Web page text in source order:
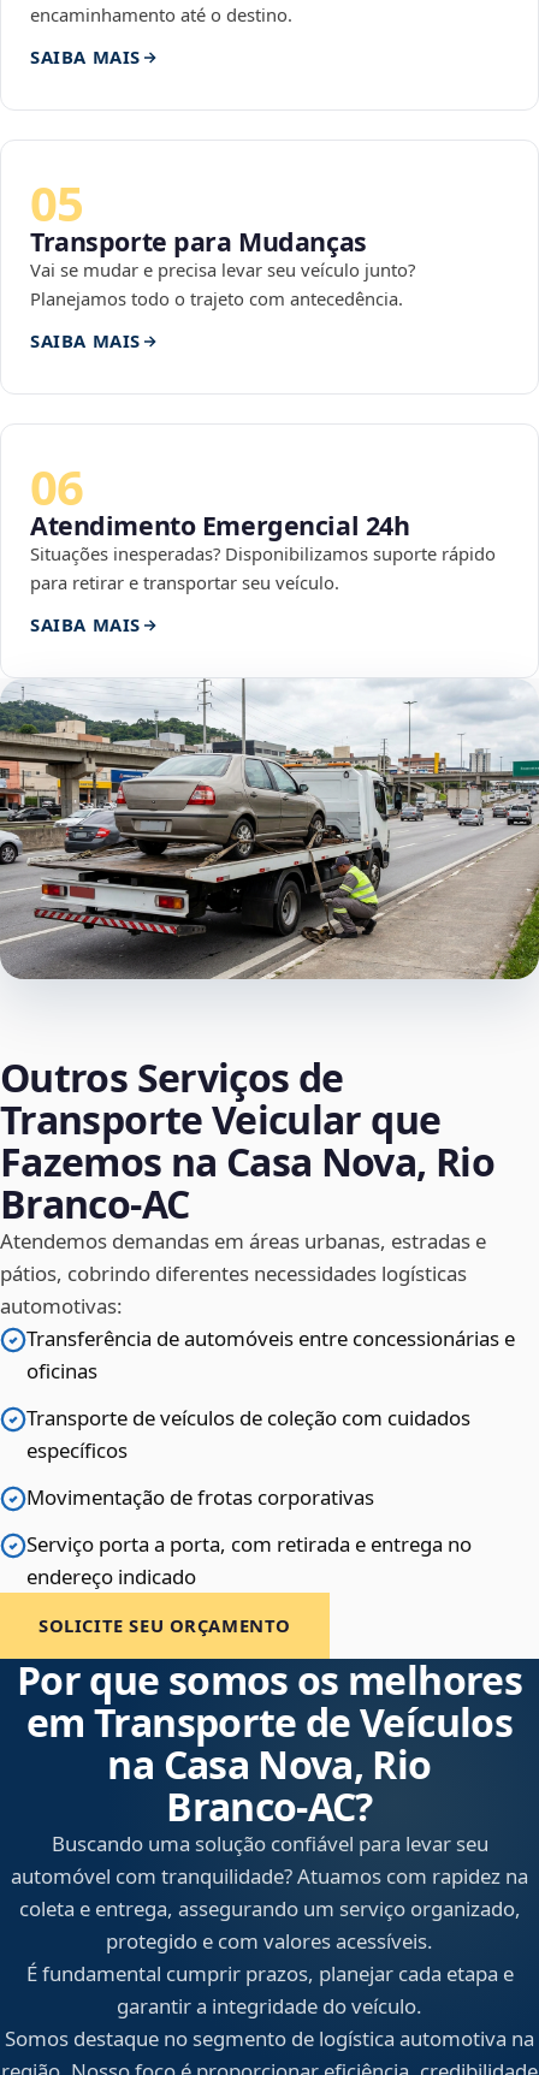
encaminhamento até o destino.
SAIBA MAIS
05
Transporte para Mudanças
Vai se mudar e precisa levar seu veículo junto?
Planejamos todo o trajeto com antecedência.
SAIBA MAIS
06
Atendimento Emergencial 24h
Situações inesperadas? Disponibilizamos suporte rápido
para retirar e transportar seu veículo.
SAIBA MAIS
Outros Serviços de
Transporte Veicular que
Fazemos na Casa Nova, Rio
Branco‑AC
Atendemos demandas em áreas urbanas, estradas e
pátios, cobrindo diferentes necessidades logísticas
automotivas:
Transferência de automóveis entre concessionárias e
oficinas
Transporte de veículos de coleção com cuidados
específicos
Movimentação de frotas corporativas
Serviço porta a porta, com retirada e entrega no
endereço indicado
SOLICITE SEU ORÇAMENTO
Por que somos os melhores
em Transporte de Veículos
na Casa Nova, Rio
Branco‑AC?
Buscando uma solução confiável para levar seu
automóvel com tranquilidade? Atuamos com rapidez na
coleta e entrega, assegurando um serviço organizado,
protegido e com valores acessíveis.
É fundamental cumprir prazos, planejar cada etapa e
garantir a integridade do veículo.
Somos destaque no segmento de logística automotiva na